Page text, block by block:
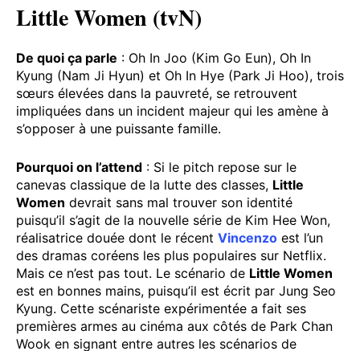
Little Women (tvN)
De quoi ça parle : Oh In Joo (Kim Go Eun), Oh In
Kyung (Nam Ji Hyun) et Oh In Hye (Park Ji Hoo), trois
sœurs élevées dans la pauvreté, se retrouvent
impliquées dans un incident majeur qui les amène à
s’opposer à une puissante famille.
Pourquoi on l’attend : Si le pitch repose sur le
canevas classique de la lutte des classes, Little
Women devrait sans mal trouver son identité
puisqu’il s’agit de la nouvelle série de Kim Hee Won,
réalisatrice douée dont le récent Vincenzo est l’un
des dramas coréens les plus populaires sur Netflix.
Mais ce n’est pas tout. Le scénario de Little Women
est en bonnes mains, puisqu’il est écrit par Jung Seo
Kyung. Cette scénariste expérimentée a fait ses
premières armes au cinéma aux côtés de Park Chan
Wook en signant entre autres les scénarios de